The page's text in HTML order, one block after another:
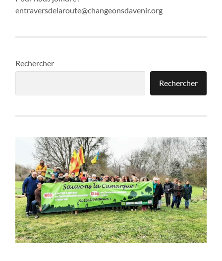
entraversdelaroute@changeonsdavenir.org
Rechercher
Rechercher